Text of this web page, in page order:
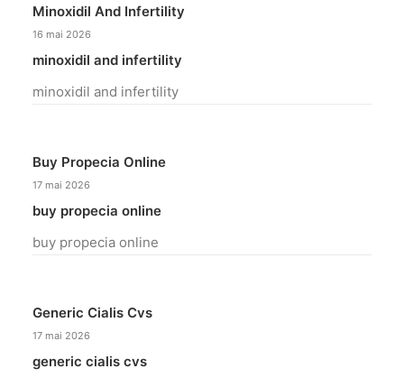
Minoxidil And Infertility
16 mai 2026
minoxidil and infertility
minoxidil and infertility
Buy Propecia Online
17 mai 2026
buy propecia online
buy propecia online
Generic Cialis Cvs
17 mai 2026
generic cialis cvs